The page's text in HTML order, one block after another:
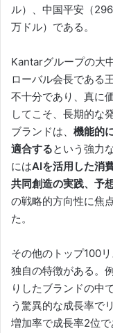
ル）、中国平安（
万ドル）である。
Kantarグループの大
ローバル会長である
不十分であり、真に
してこそ、長期的な
ブランドは、 機能的
適合するという強力
にはAIを活用した消
共同創造の実践、予
の戦略的方向性に焦
た。
その他のトップ100
独自の特徴がある。例
りしたブランドの中
う驚異的な成長率で
増加率で成長率2位で